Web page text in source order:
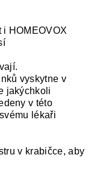
i HOMEOVOX
.
vyskytne v
jakýchkoli
v této
lékaři
v krabičce, aby